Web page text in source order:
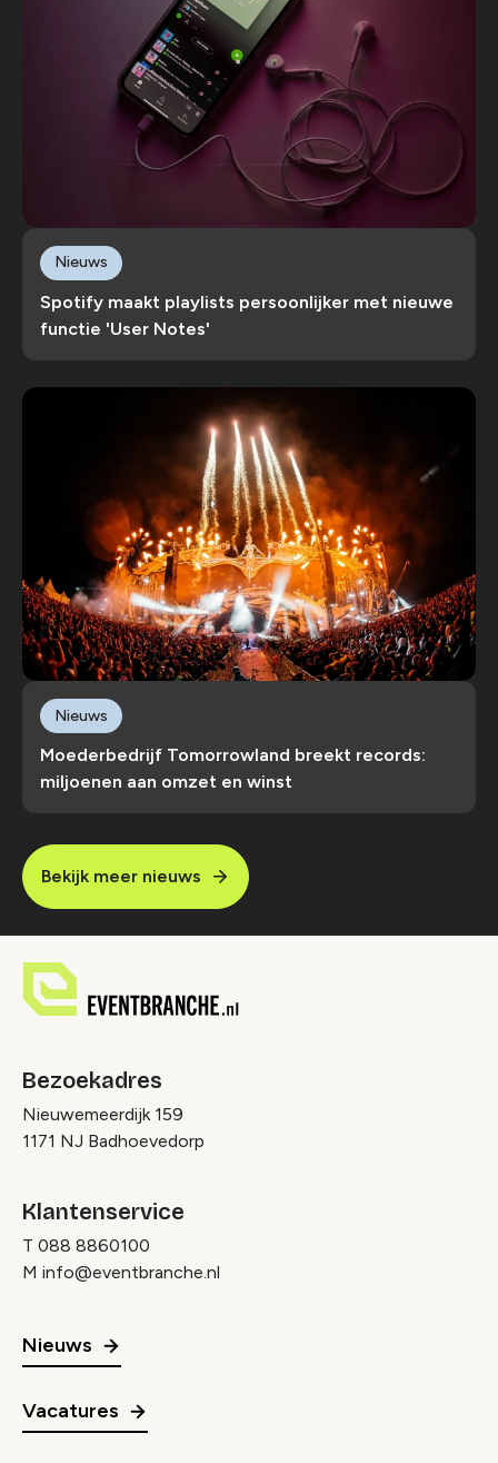
Spotify maakt playlists persoonlijker met nieuwe
functie 'User Notes'
Nieuws
Moederbedrijf Tomorrowland breekt records:
miljoenen aan omzet en winst
Nieuws
Bekijk meer nieuws
Bezoekadres
Nieuwemeerdijk 159
1171 NJ Badhoevedorp
Klantenservice
T 088 8860100
M info@eventbranche.nl
Nieuws
Vacatures